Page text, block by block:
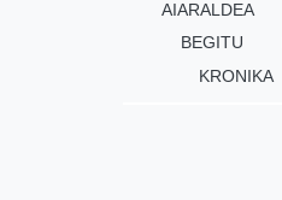
AIARALDEA
BEGITU
KRONIKA